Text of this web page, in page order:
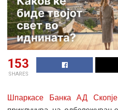
153
SHARES
Шпаркасе Банка АД Скопје